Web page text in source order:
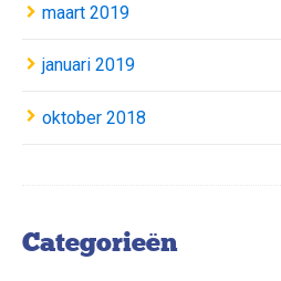
maart 2019
januari 2019
oktober 2018
Categorieën